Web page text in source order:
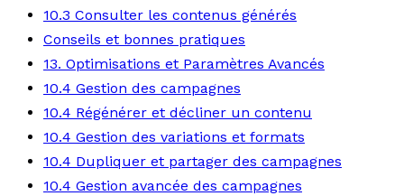
10.3 Consulter les contenus générés
Conseils et bonnes pratiques
13. Optimisations et Paramètres Avancés
10.4 Gestion des campagnes
10.4 Régénérer et décliner un contenu
10.4 Gestion des variations et formats
10.4 Dupliquer et partager des campagnes
10.4 Gestion avancée des campagnes